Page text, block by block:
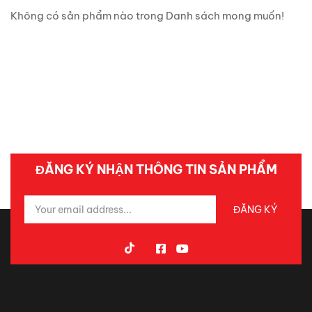
Không có sản phẩm nào trong Danh sách mong muốn!
ĐĂNG KÝ NHẬN THÔNG TIN SẢN PHẨM